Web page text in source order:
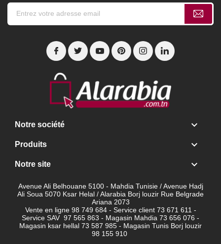
Notre société 
Produits 
Notre site 
Avenue Ali Belhouane 5100 - Mahdia Tunisie / Avenue Hadj
Ali Soua 5070 Ksar Helal / Alarabia Borj louzir Rue Belgrade
Ariana 2073
Vente en ligne 98 749 684 - Service client 73 671 611 -
Service SAV 97 565 863 - Magasin Mahdia 73 656 076 -
Magasin ksar hellal 73 587 985 - Magasin Tunis Borj louzir
98 155 910